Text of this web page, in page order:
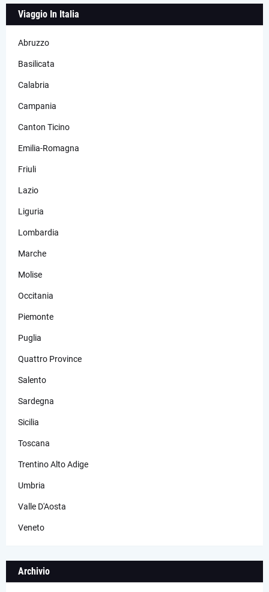
Viaggio In Italia
Abruzzo
Basilicata
Calabria
Campania
Canton Ticino
Emilia-Romagna
Friuli
Lazio
Liguria
Lombardia
Marche
Molise
Occitania
Piemonte
Puglia
Quattro Province
Salento
Sardegna
Sicilia
Toscana
Trentino Alto Adige
Umbria
Valle D'Aosta
Veneto
Archivio